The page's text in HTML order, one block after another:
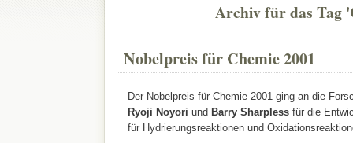
Archiv für das Tag
Nobelpreis für Chemie 2001
Der Nobelpreis für Chemie 2001 ging an die
Ryoji Noyori und Barry Sharpless für die
für Hydrierungsreaktionen und